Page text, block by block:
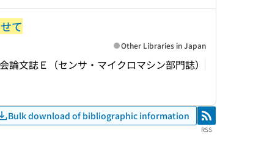
て
論文誌Ｅ（センサ・マイクロマシン部門誌）
Other Libraries in Japan
Bulk download of bibliographic information RSS
RSS